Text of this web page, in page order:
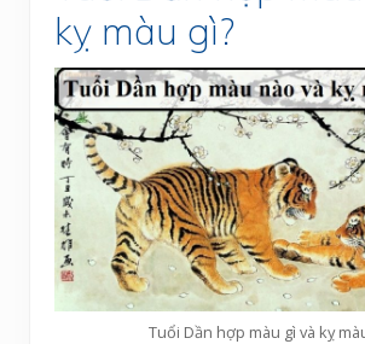
kỵ màu gì?
Tuổi Dần hợp màu gì và kỵ